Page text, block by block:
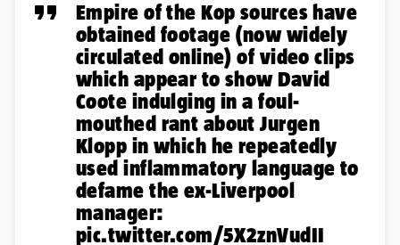
Empire of the Kop sources have
obtained footage (now widely
circulated online) of video clips
which appear to show David
Coote indulging in a foul-
mouthed rant about Jurgen
Klopp in which he repeatedly
used inflammatory language to
defame the ex-Liverpool
manager:
pic.twitter.com/5X2znVudII